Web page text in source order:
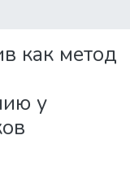
как метод
у